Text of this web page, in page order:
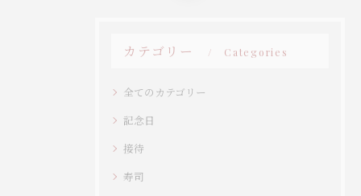
カテゴリー Categories
全てのカテゴリー
記念日
接待
寿司